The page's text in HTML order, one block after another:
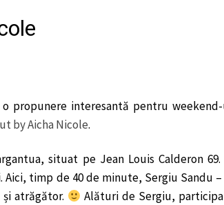
propunere interesantă pentru
by Aicha Nicole.
situat pe Jean Louis Calderon
timp de 40 de minute, Sergiu Sandu
atrăgător.
Alături de Sergiu,